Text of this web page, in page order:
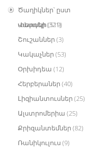
Ծաղիկներ՝ ըստ
տեսակի(519)
Վարդեր(321)
Շուշաններ (3)
Կակաչներ (53)
Օրխիդեա (12)
Հերբերաներ (40)
Լիզիանտուսներ (25)
Ալստրոմերիա (25)
Քրիզանտեմներ (82)
Ռանիկուլուս (9)